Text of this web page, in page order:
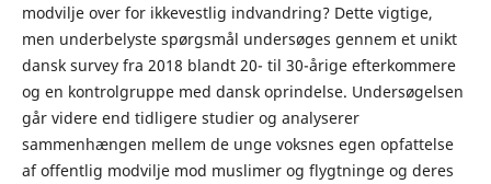
modvilje over for ikkevestlig indvandring? Dette vigtige,
men underbelyste spørgsmål undersøges gennem et unikt
dansk survey fra 2018 blandt 20- til 30-årige efterkommere
og en kontrolgruppe med dansk oprindelse. Undersøgelsen
går videre end tidligere studier og analyserer
sammenhængen mellem de unge voksnes egen opfattelse
af offentlig modvilje mod muslimer og flygtninge og deres